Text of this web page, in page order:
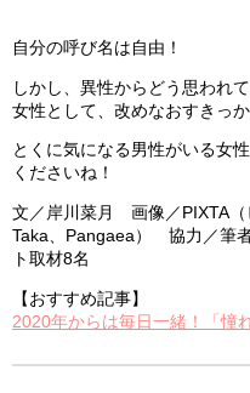
自分の呼び名は自由！
しかし、異性からどう思われ
女性として、改めなおすきっ
とくに気になる男性がいる女
くださいね！
文／岸川菜月 画像／PIXTA（
Taka、Pangaea） 協力／筆
ト取材8名
【おすすめ記事】
2020年からは毎日一緒！「憧